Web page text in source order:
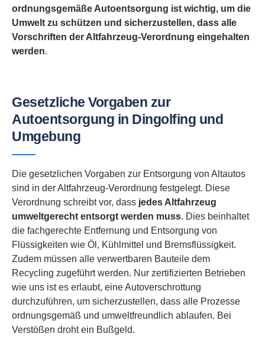
ordnungsgemäße Autoentsorgung ist wichtig, um die
Umwelt zu schützen und sicherzustellen, dass alle
Vorschriften der Altfahrzeug-Verordnung eingehalten
werden.
Gesetzliche Vorgaben zur
Autoentsorgung in Dingolfing und
Umgebung
Die gesetzlichen Vorgaben zur Entsorgung von Altautos
sind in der Altfahrzeug-Verordnung festgelegt. Diese
Verordnung schreibt vor, dass jedes Altfahrzeug
umweltgerecht entsorgt werden muss. Dies beinhaltet
die fachgerechte Entfernung und Entsorgung von
Flüssigkeiten wie Öl, Kühlmittel und Bremsflüssigkeit.
Zudem müssen alle verwertbaren Bauteile dem
Recycling zugeführt werden. Nur zertifizierten Betrieben
wie uns ist es erlaubt, eine Autoverschrottung
durchzuführen, um sicherzustellen, dass alle Prozesse
ordnungsgemäß und umweltfreundlich ablaufen. Bei
Verstößen droht ein Bußgeld.